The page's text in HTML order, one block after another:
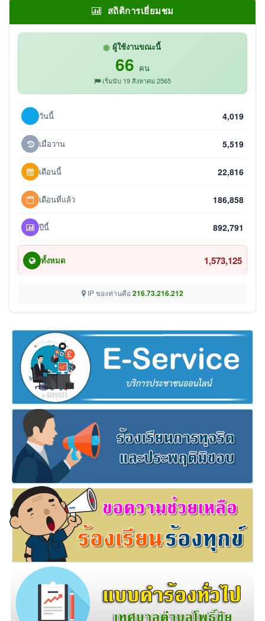
สถิติการเยี่ยมชม
ผู้ใช้งานขณะนี้
66 คน
เริ่มนับ 19 สิงหาคม 2565
วันนี้ 4,019
เมื่อวาน 5,519
เดือนนี้ 22,816
เดือนที่แล้ว 186,858
ปีนี้ 892,791
ทั้งหมด 1,573,125
IP ของท่านคือ 216.73.216.212